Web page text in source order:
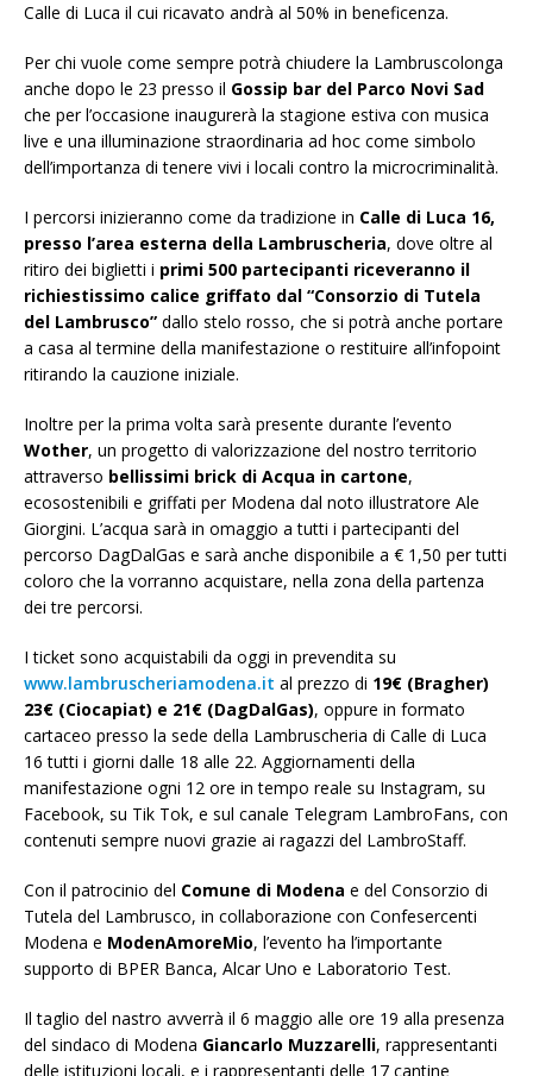
Calle di Luca il cui ricavato andrà al 50% in beneficenza.
Per chi vuole come sempre potrà chiudere la Lambruscolonga
anche dopo le 23 presso il Gossip bar del Parco Novi Sad
che per l’occasione inaugurerà la stagione estiva con musica
live e una illuminazione straordinaria ad hoc come simbolo
dell’importanza di tenere vivi i locali contro la microcriminalità.
I percorsi inizieranno come da tradizione in Calle di Luca 16,
presso l’area esterna della Lambruscheria, dove oltre al
ritiro dei biglietti i primi 500 partecipanti riceveranno il
richiestissimo calice griffato dal “Consorzio di Tutela
del Lambrusco” dallo stelo rosso, che si potrà anche portare
a casa al termine della manifestazione o restituire all’infopoint
ritirando la cauzione iniziale.
Inoltre per la prima volta sarà presente durante l’evento
Wother, un progetto di valorizzazione del nostro territorio
attraverso bellissimi brick di Acqua in cartone,
ecosostenibili e griffati per Modena dal noto illustratore Ale
Giorgini. L’acqua sarà in omaggio a tutti i partecipanti del
percorso DagDalGas e sarà anche disponibile a € 1,50 per tutti
coloro che la vorranno acquistare, nella zona della partenza
dei tre percorsi.
I ticket sono acquistabili da oggi in prevendita su
www.lambruscheriamodena.it al prezzo di 19€ (Bragher)
23€ (Ciocapiat) e 21€ (DagDalGas), oppure in formato
cartaceo presso la sede della Lambruscheria di Calle di Luca
16 tutti i giorni dalle 18 alle 22. Aggiornamenti della
manifestazione ogni 12 ore in tempo reale su Instagram, su
Facebook, su Tik Tok, e sul canale Telegram LambroFans, con
contenuti sempre nuovi grazie ai ragazzi del LambroStaff.
Con il patrocinio del Comune di Modena e del Consorzio di
Tutela del Lambrusco, in collaborazione con Confesercenti
Modena e ModenAmoreMio, l’evento ha l’importante
supporto di BPER Banca, Alcar Uno e Laboratorio Test.
Il taglio del nastro avverrà il 6 maggio alle ore 19 alla presenza
del sindaco di Modena Giancarlo Muzzarelli, rappresentanti
delle istituzioni locali, e i rappresentanti delle 17 cantine